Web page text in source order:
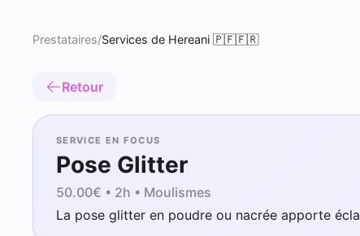
Prestataires/Services de Hereani 🇵🇫🇫🇷
Retour
SERVICE EN FOCUS
Pose Glitter
50.00€ • 2h • Moulismes
La pose glitter en poudre ou nacrée apporte